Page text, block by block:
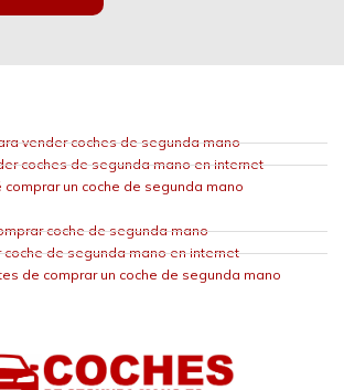
vender coches de segunda mano
coches de segunda mano en internet
comprar un coche de segunda mano
coche de segunda mano
coche de segunda mano en internet
de comprar un coche de segunda mano